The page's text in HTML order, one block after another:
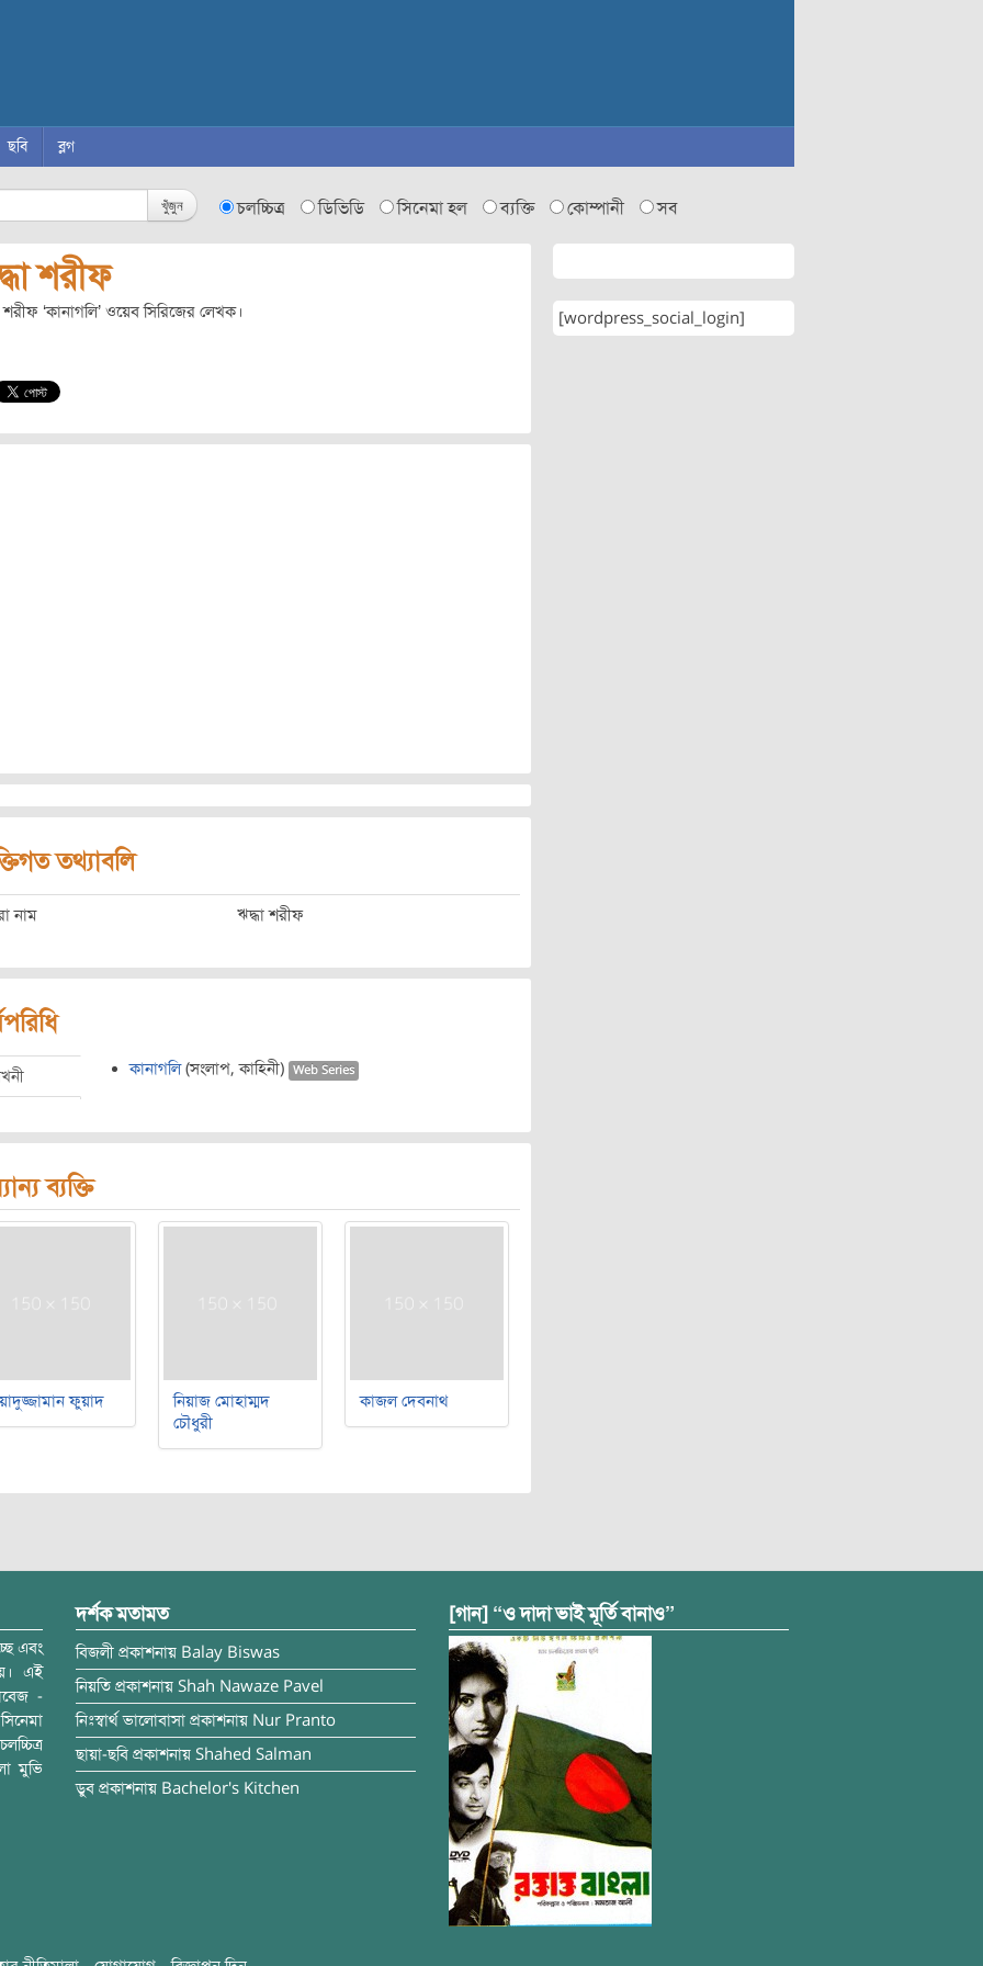
ছবি ব্লগ
খুঁজুন চলচ্চিত্র ডিভিডি সিনেমা হল ব্যক্তি কোম্পানী সব
শরীফ
শরীফ ‘কানাগলি’ ওয়েব সিরিজের লেখক।
তথ্যাবলি
নাম ঋদ্ধা শরীফ
কানাগলি(সংলাপ, কাহিনী) Web Series
ব্যক্তি
ফুয়াদ
নিয়াজ মোহাম্মদ
চৌধুরী
কাজল দেবনাথ
[wordpress_social_login]
এবং
এই
-
মুভি
দর্শক মতামত
বিজলী প্রকাশনায় Balay Biswas
নিয়তি প্রকাশনায় Shah Nawaze Pavel
নিঃস্বার্থ ভালোবাসা প্রকাশনায় Nur Pranto
ছায়া-ছবি প্রকাশনায় Shahed Salman
ডুব প্রকাশনায় Bachelor's Kitchen
[গান] “ও দাদা ভাই মূর্তি বানাও”